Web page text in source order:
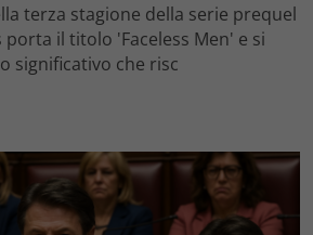
terza stagione della serie prequel
il titolo 'Faceless Men' e si
significativo che risc